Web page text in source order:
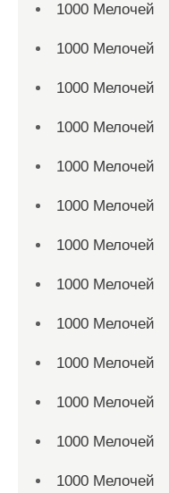
1000 Мелочей
1000 Мелочей
1000 Мелочей
1000 Мелочей
1000 Мелочей
1000 Мелочей
1000 Мелочей
1000 Мелочей
1000 Мелочей
1000 Мелочей
1000 Мелочей
1000 Мелочей
1000 Мелочей